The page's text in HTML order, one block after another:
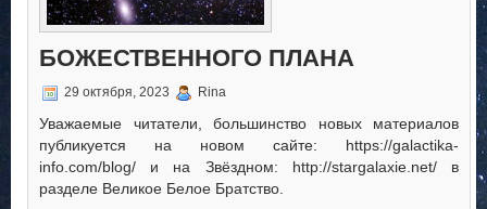
БОЖЕСТВЕННОГО ПЛАНА
29 октября, 2023 Rina
Уважаемые читатели, большинство новых материалов
публикуется на новом сайте: https://galactika-
info.com/blog/ и на Звёздном: http://stargalaxie.net/ в
разделе Великое Белое Братство.